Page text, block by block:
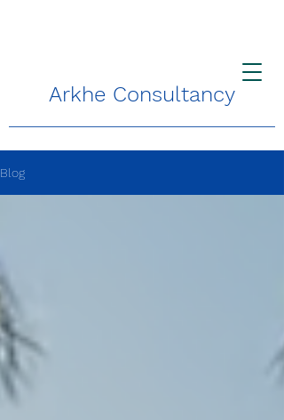
Arkhe Consultancy
Blog